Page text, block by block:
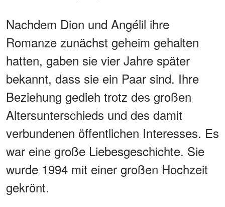
Nachdem Dion und Angélil ihre
Romanze zunächst geheim gehalten
hatten, gaben sie vier Jahre später
bekannt, dass sie ein Paar sind. Ihre
Beziehung gedieh trotz des großen
Altersunterschieds und des damit
verbundenen öffentlichen Interesses. Es
war eine große Liebesgeschichte. Sie
wurde 1994 mit einer großen Hochzeit
gekrönt.